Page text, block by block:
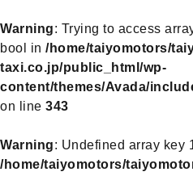
Warning: Trying to access
bool in /home/taiyomotors/
taxi.co.jp/public_html/wp-
content/themes/Avada/
on line 343
Warning: Undefined array key
/home/taiyomotors/